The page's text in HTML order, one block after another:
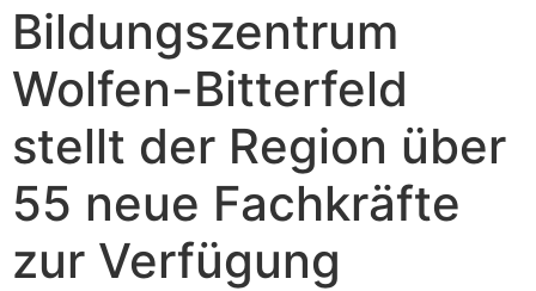
Bildungszentrum
Wolfen-Bitterfeld
stellt der Region über
55 neue Fachkräfte
zur Verfügung